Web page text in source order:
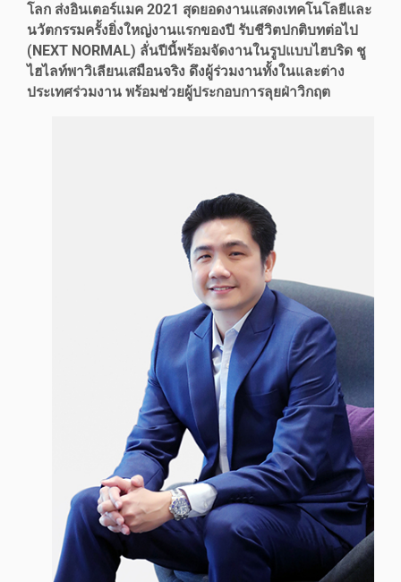
โลก ส่งอินเตอร์แมค 2021 สุดยอดงานแสดงเทคโนโลยีและ
นวัตกรรมครั้งยิ่งใหญ่งานแรกของปี รับชีวิตปกติบทต่อไป
(NEXT NORMAL) ลั่นปีนี้พร้อมจัดงานในรูปแบบไฮบริด ชู
ไฮไลท์พาวิเลียนเสมือนจริง ดึงผู้ร่วมงานทั้งในและต่าง
ประเทศร่วมงาน พร้อมช่วยผู้ประกอบการลุยฝ่าวิกฤต